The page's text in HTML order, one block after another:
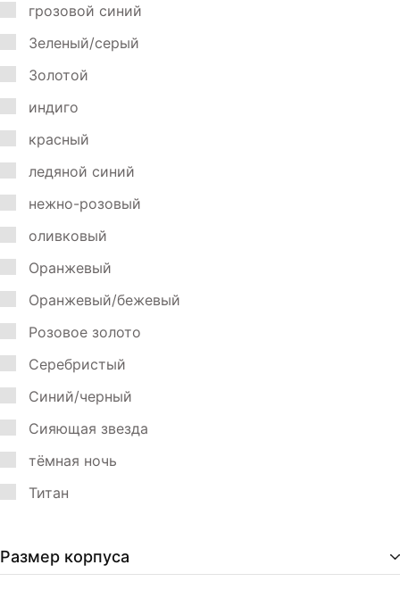
грозовой синий
Зеленый/серый
Золотой
индиго
красный
ледяной синий
нежно-розовый
оливковый
Оранжевый
Оранжевый/бежевый
Розовое золото
Серебристый
Синий/черный
Сияющая звезда
тёмная ночь
Титан
Размер корпуса